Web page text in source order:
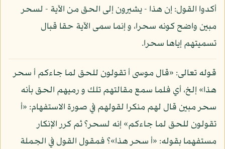
أكدوا القول: إن هذا - يشيرون إلى الحق من الآية - لسحر
مبين واضح كونه سحرا، و إنما سمى الآية حقا قبال
تسميتهم إياها سحرا.
قوله تعالى: «قال موسى أ تقولون للحق لما جاءكم أ سحر
هذا» إلخ، أي فلما سمع مقالتهم تلك و رميهم الحق بأنه
سحر مبين قال لهم منكرا لقولهم في صورة الاستفهام: «أ
تقولون للحق لما جاءكم» إنه لسحر؟ ثم كرر الإنكار
مستفهما بقوله: «أ سحر هذا»؟ فمقول القول في الجملة